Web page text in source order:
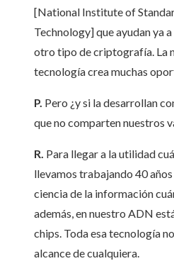
[National Institute of
Technology] que ayudan ya
otro tipo de criptografía. La
tecnología crea muchas
P. Pero ¿y si la desarrollan
que no comparten nuestros
R. Para llegar a la utilidad
llevamos trabajando 40
ciencia de la información
además, en nuestro ADN
chips. Toda esa tecnología
alcance de cualquiera.